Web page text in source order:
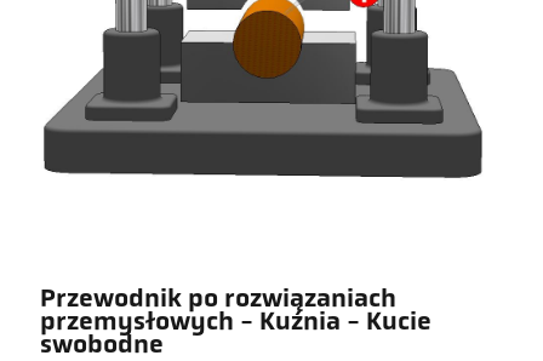
Przewodnik po rozwiązaniach
przemysłowych - Kuźnia - Kucie
swobodne